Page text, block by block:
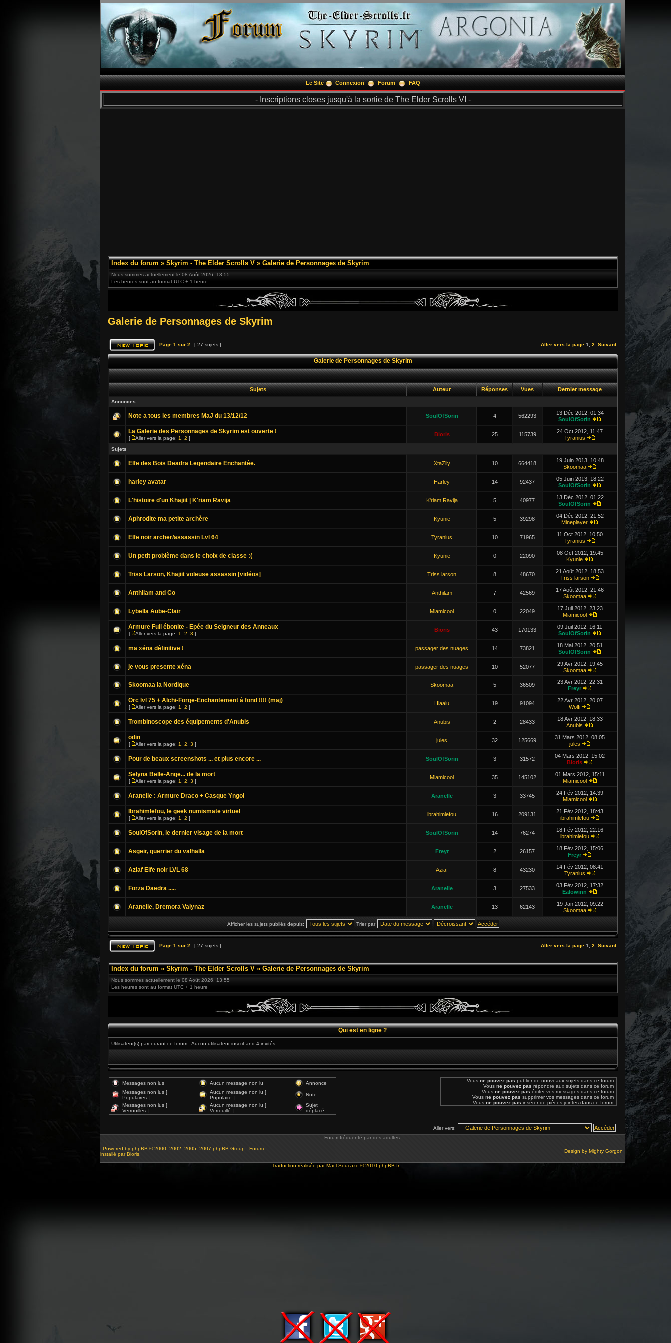
Le Site Connexion Forum FAQ
- Inscriptions closes jusqu'à la sortie de The Elder Scrolls VI -
Index du forum » Skyrim - The Elder Scrolls V » Galerie de Personnages de Skyrim
Nous sommes actuellement le 08 Août 2026, 13:55
Les heures sont au format UTC + 1 heure
Galerie de Personnages de Skyrim
Page 1 sur 2 [ 27 sujets ] Aller vers la page 1 2 Suivant
Galerie de Personnages de Skyrim
Sujets Auteur Réponses Vues Dernier message
Annonces
Note a tous les membres MaJ du 13/12/12 SoulOfSorin 4 562293
13 Déc 2012, 01:34
SoulOfSorin
La Galerie des Personnages de Skyrim est ouverte !
[ Aller vers la page: 1 2 ]
Bioris 25 115739
24 Oct 2012, 11:47
Tyranius
Sujets
Elfe des Bois Deadra Legendaire Enchantée. XtaZiiy 10 664418
19 Juin 2013, 10:48
Skoomaa
harley avatar Harley 14 92437
05 Juin 2013, 18:22
SoulOfSorin
L'histoire d'un Khajiit | K'riam Ravija K'riam Ravija 5 40977
13 Déc 2012, 01:22
SoulOfSorin
Aphrodite ma petite archère Kyunie 5 39298
04 Déc 2012, 21:52
Mineplayer
Elfe noir archer/assassin Lvl 64 Tyranius 10 71965
11 Oct 2012, 10:50
Tyranius
Un petit problème dans le choix de classe :( Kyunie 0 22090
08 Oct 2012, 19:45
Kyunie
Triss Larson, Khajiit voleuse assassin [vidéos] Triss larson 8 48670
21 Août 2012, 18:53
Triss larson
Anthilam and Co Anthilam 7 42569
17 Août 2012, 21:46
Skoomaa
Lybella Aube-Clair Miamicool 0 22049
17 Juil 2012, 23:23
Miamicool
Armure Full ébonite - Epée du Seigneur des Anneaux
[ Aller vers la page: 1 2 3 ]
Bioris 43 170133
09 Juil 2012, 16:11
SoulOfSorin
ma xéna définitive ! passager des nuages 14 73821
18 Mai 2012, 20:51
SoulOfSorin
je vous presente xéna passager des nuages 10 52077
29 Avr 2012, 19:45
Skoomaa
Skoomaa la Nordique Skoomaa 5 36509
23 Avr 2012, 22:31
Freyr
Orc lvl 75 + Alchi-Forge-Enchantement à fond !!!! (maj)
[ Aller vers la page: 1 2 ]
Hlaalu 19 91094
22 Avr 2012, 20:07
Wolfi
Trombinoscope des équipements d'Anubis Anubis 2 28433
18 Avr 2012, 18:33
Anubis
odin
[ Aller vers la page: 1 2 3 ]
jules 32 125669
31 Mars 2012, 08:05
jules
Pour de beaux screenshots ... et plus encore ... SoulOfSorin 3 31572
04 Mars 2012, 15:02
Bioris
Selyna Belle-Ange... de la mort
[ Aller vers la page: 1 2 3 ]
Miamicool 35 145102
01 Mars 2012, 15:11
Miamicool
Aranelle : Armure Draco + Casque Yngol Aranelle 3 33745
24 Fév 2012, 14:39
Miamicool
Ibrahimlefou, le geek numismate virtuel
[ Aller vers la page: 1 2 ]
ibrahimlefou 16 209131
21 Fév 2012, 18:43
ibrahimlefou
SoulOfSorin, le dernier visage de la mort SoulOfSorin 14 76274
18 Fév 2012, 22:16
ibrahimlefou
Asgeir, guerrier du valhalla Freyr 2 26157
18 Fév 2012, 15:06
Freyr
Aziaf Elfe noir LVL 68 Aziaf 8 43230
14 Fév 2012, 08:41
Tyranius
Forza Daedra ..... Aranelle 3 27533
03 Fév 2012, 17:32
Ealowinn
Aranelle, Dremora Valynaz Aranelle 13 62143
19 Jan 2012, 09:22
Skoomaa
Afficher les sujets publiés depuis: Trier par
Page 1 sur 2 [ 27 sujets ] Aller vers la page 1 2 Suivant
Index du forum » Skyrim - The Elder Scrolls V » Galerie de Personnages de Skyrim
Nous sommes actuellement le 08 Août 2026, 13:55
Les heures sont au format UTC + 1 heure
Qui est en ligne ?
Utilisateur(s) parcourant ce forum : Aucun utilisateur inscrit and 4 invités
Messages non lus Aucun message non lu
Annonce
Messages non lus [
Populaires ]
Aucun message non lu [
Populaire ]
Note
Messages non lus [
Verrouillés ]
Aucun message non lu [
Verrouillé ]
Sujet
déplacé
Vous ne pouvez pas publier de nouveaux sujets dans ce forum
Vous ne pouvez pas répondre aux sujets dans ce forum
Vous ne pouvez pas éditer vos messages dans ce forum
Vous ne pouvez pas supprimer vos messages dans ce forum
Vous ne pouvez pas insérer de pièces jointes dans ce forum
Aller vers:
Forum fréquenté par des adultes.
Powered by phpBB © 2000, 2002, 2005, 2007 phpBB Group - Forum
installé par Bioris.
Design by Mighty Gorgon
Traduction réalisée parMaël Soucaze © 2010 phpBB.fr